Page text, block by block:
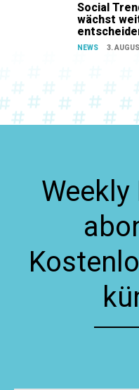
Social
wächst
NEWS 3.